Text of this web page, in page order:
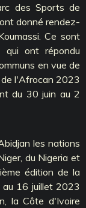
des Sports de
donné rendez-
Ce sont
qui ont répondu
en vue de
de l'Afrocan 2023
du 30 juin au 2
les nations
du Nigeria et
édition de la
16 juillet 2023
la Côte d'Ivoire